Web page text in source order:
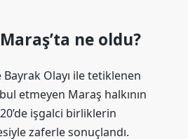
ne oldu?
Bayrak Olayı ile tetiklenen
etmeyen Maraş halkının
işgalci birliklerin
zaferle sonuçlandı.